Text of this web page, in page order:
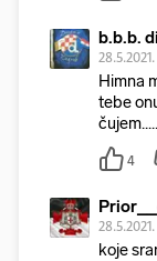
b.b.b.
28.5.2021.
Himna
tebe
čujem.....
4
28.5.2021.
koje